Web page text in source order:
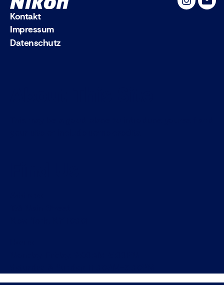
Kontakt
Impressum
Datenschutz
Instagram